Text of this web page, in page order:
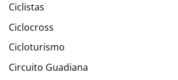
Ciclistas
Ciclocross
Cicloturismo
Circuito Guadiana